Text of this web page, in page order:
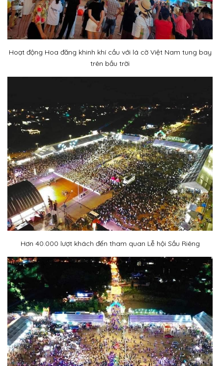
Hoạt động Hoa đăng khinh khí cầu với lá cờ Việt Nam tung bay
trên bầu trời
Hơn 40.000 lượt khách đến tham quan Lễ hội Sầu Riêng